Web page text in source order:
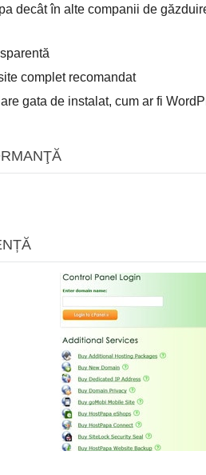
decât în alte companii de
complet recomandat
gata de instalat, cum ar fi